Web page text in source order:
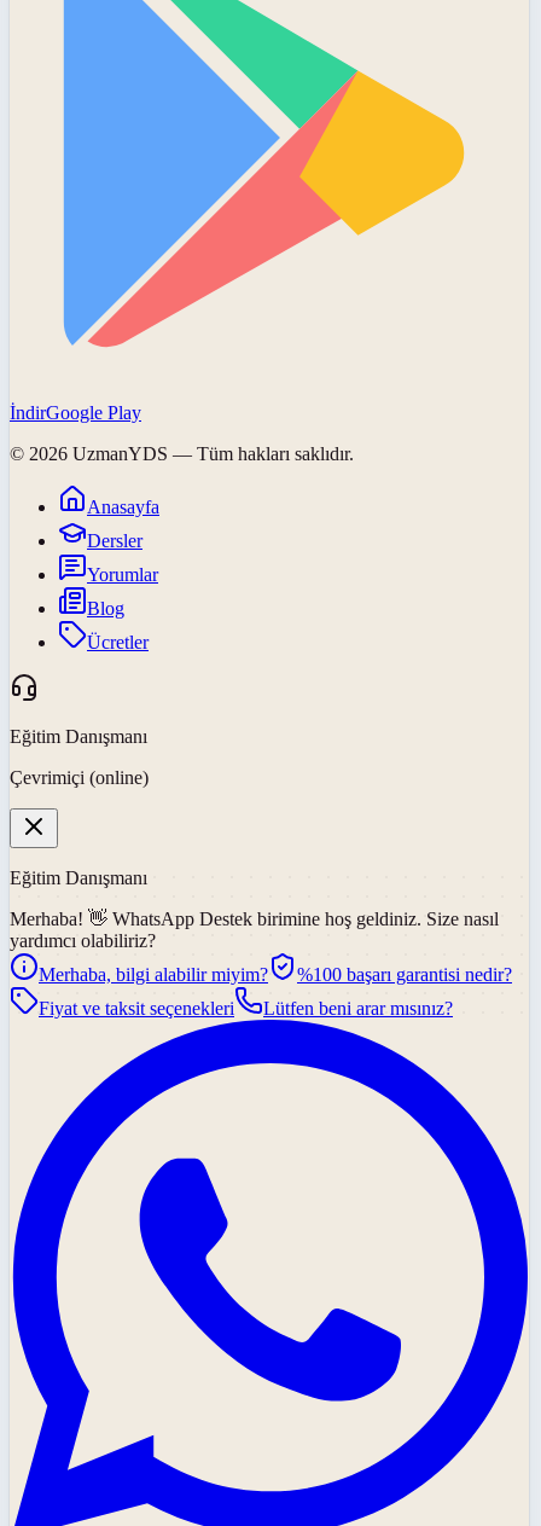
İndirGoogle Play
© 2026 UzmanYDS — Tüm hakları saklıdır.
Anasayfa
Dersler
Yorumlar
Blog
Ücretler
Eğitim Danışmanı
Çevrimiçi (online)
Eğitim Danışmanı
Merhaba! 👋 WhatsApp Destek birimine hoş geldiniz. Size nasıl
yardımcı olabiliriz?
Merhaba, bilgi alabilir miyim?
%100 başarı garantisi nedir?
Fiyat ve taksit seçenekleri
Lütfen beni arar mısınız?